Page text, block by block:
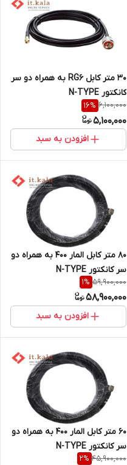
30 متر کابل RG6 به همراه دو سر
کانکتور N-TYPE
6,100,000
16%
5,100,000
افزودن به سبد
80 متر کابل المار 400 به همراه دو
سر کانکتور N-TYPE
59,900,000
1%
58,900,000
افزودن به سبد
60 متر کابل المار 400 به همراه دو
سر کانکتور N-TYPE
45,900,000
2%